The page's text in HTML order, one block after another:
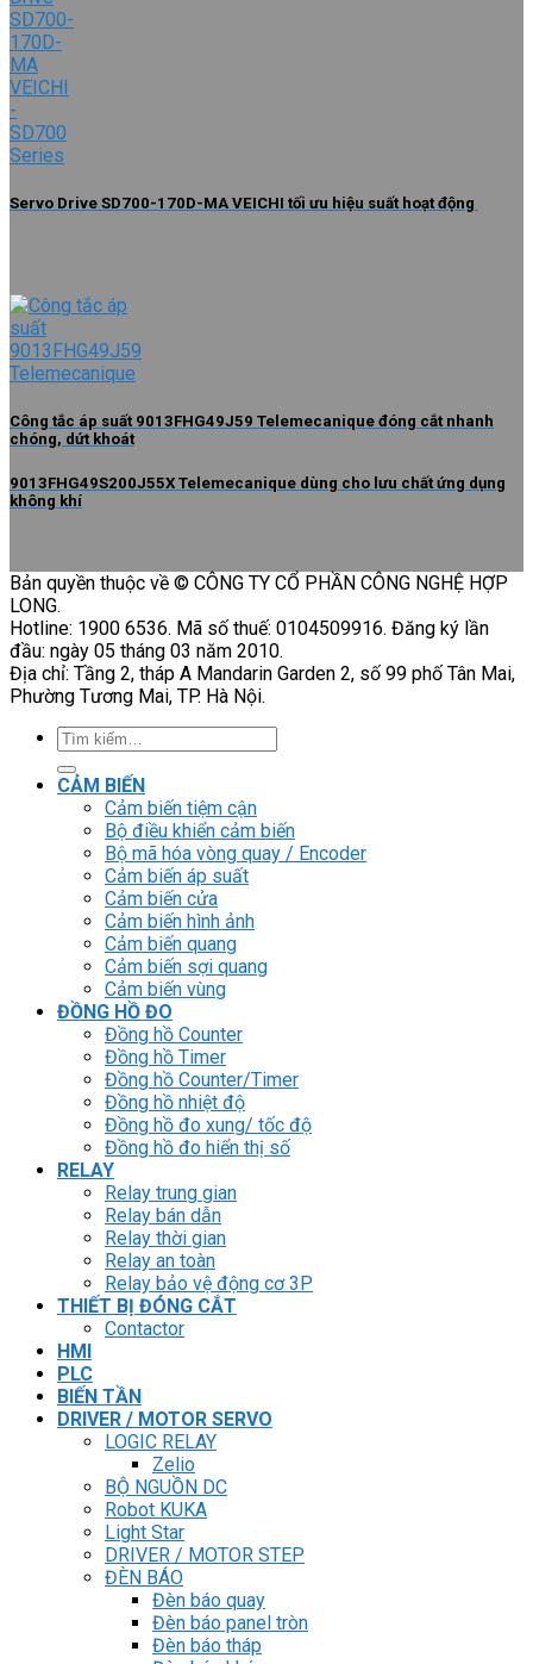
Servo Drive SD700-170D-MA VEICHI tối ưu hiệu suất hoạt động
Công tắc áp suất 9013FHG49J59 Telemecanique đóng cắt nhanh
chóng, dứt khoát
9013FHG49S200J55X Telemecanique dùng cho lưu chất ứng dụng
không khí
Bản quyền thuộc về © CÔNG TY CỔ PHẦN CÔNG NGHỆ HỢP
LONG.
Hotline: 1900 6536. Mã số thuế: 0104509916. Đăng ký lần
đầu: ngày 05 tháng 03 năm 2010.
Địa chỉ: Tầng 2, tháp A Mandarin Garden 2, số 99 phố Tân Mai,
Phường Tương Mai, TP. Hà Nội.
Tìm
kiếm:
CẢM BIẾN
Cảm biến tiệm cận
Bộ điều khiển cảm biến
Bộ mã hóa vòng quay / Encoder
Cảm biến áp suất
Cảm biến cửa
Cảm biến hình ảnh
Cảm biến quang
Cảm biến sợi quang
Cảm biến vùng
ĐỒNG HỒ ĐO
Đồng hồ Counter
Đồng hồ Timer
Đồng hồ Counter/Timer
Đồng hồ nhiệt độ
Đồng hồ đo xung/ tốc độ
Đồng hồ đo hiển thị số
RELAY
Relay trung gian
Relay bán dẫn
Relay thời gian
Relay an toàn
Relay bảo vệ động cơ 3P
THIẾT BỊ ĐÓNG CẮT
Contactor
HMI
PLC
BIẾN TẦN
DRIVER / MOTOR SERVO
LOGIC RELAY
Zelio
BỘ NGUỒN DC
Robot KUKA
Light Star
DRIVER / MOTOR STEP
ĐÈN BÁO
Đèn báo quay
Đèn báo panel tròn
Đèn báo tháp